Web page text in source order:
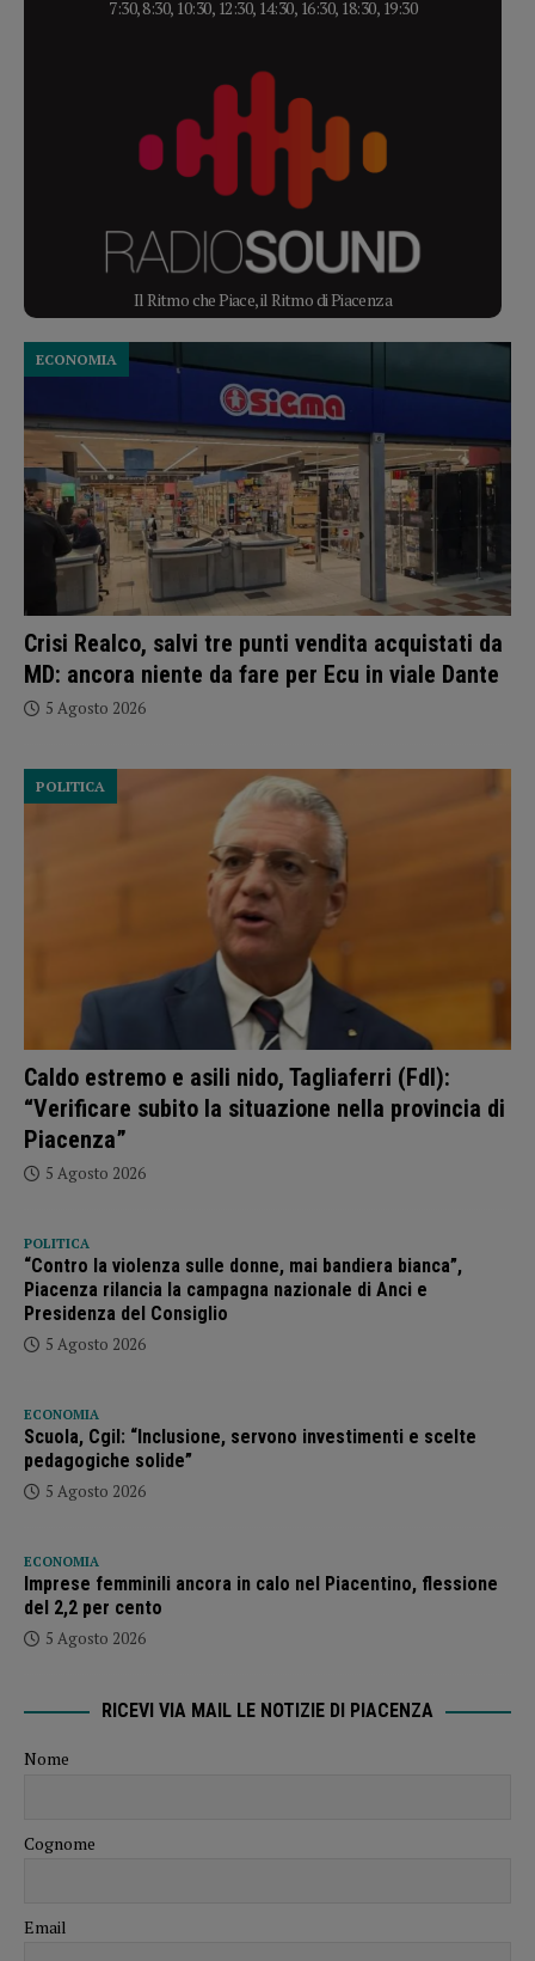
7:30, 8:30, 10:30, 12:30, 14:30, 16:30, 18:30, 19:30
Il Ritmo che Piace, il Ritmo di Piacenza
Crisi Realco, salvi tre punti vendita acquistati da
MD: ancora niente da fare per Ecu in viale Dante
ECONOMIA
5 Agosto 2026
Caldo estremo e asili nido, Tagliaferri (FdI):
“Verificare subito la situazione nella provincia di
Piacenza”
POLITICA
5 Agosto 2026
POLITICA
“Contro la violenza sulle donne, mai bandiera bianca”,
Piacenza rilancia la campagna nazionale di Anci e
Presidenza del Consiglio
5 Agosto 2026
ECONOMIA
Scuola, Cgil: “Inclusione, servono investimenti e scelte
pedagogiche solide”
5 Agosto 2026
ECONOMIA
Imprese femminili ancora in calo nel Piacentino, flessione
del 2,2 per cento
5 Agosto 2026
RICEVI VIA MAIL LE NOTIZIE DI PIACENZA
Nome
Cognome
Email